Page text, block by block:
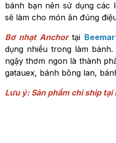
bánh bạn nên sử dụng các
sẽ làm cho món ăn đúng
Bơ nhạt Anchortại
dụng nhiều trong làm
ngậy thơm ngon là thành
gatauex, bánh bông lan,
Lưu ý: Sản phẩm chỉ ship tại